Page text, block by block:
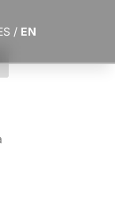
/ EN